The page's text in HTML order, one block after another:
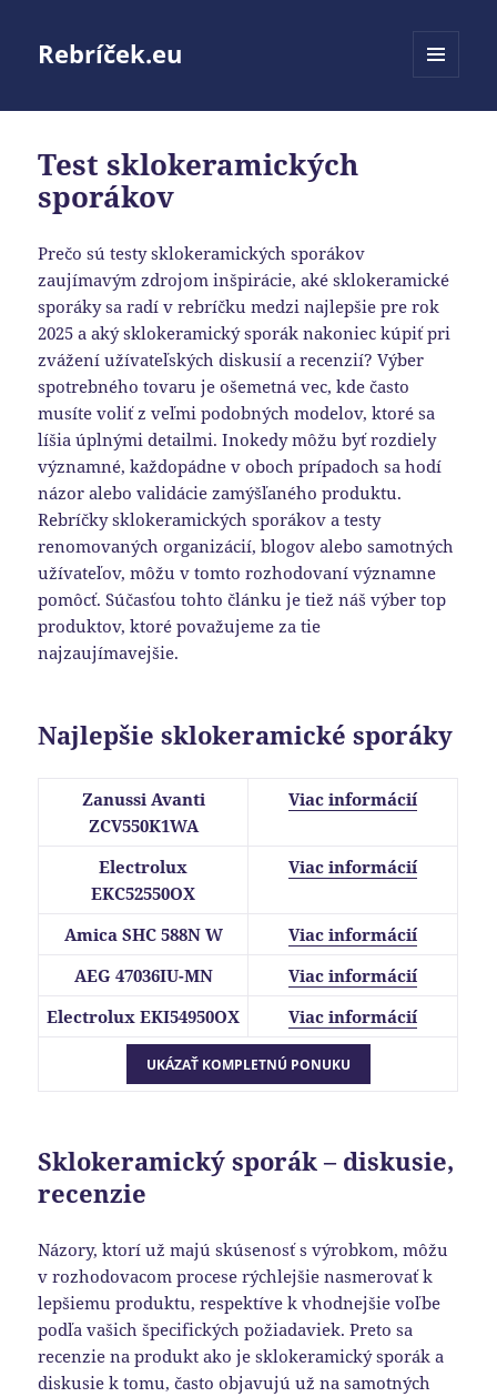
Rebríček.eu
Test sklokeramických
sporákov
Prečo sú testy sklokeramických sporákov
zaujímavým zdrojom inšpirácie, aké sklokeramické
sporáky sa radí v rebríčku medzi najlepšie pre rok
2025 a aký sklokeramický sporák nakoniec kúpiť pri
zvážení užívateľských diskusií a recenzií? Výber
spotrebného tovaru je ošemetná vec, kde často
musíte voliť z veľmi podobných modelov, ktoré sa
líšia úplnými detailmi. Inokedy môžu byť rozdiely
významné, každopádne v oboch prípadoch sa hodí
názor alebo validácie zamýšľaného produktu.
Rebríčky sklokeramických sporákov a testy
renomovaných organizácií, blogov alebo samotných
užívateľov, môžu v tomto rozhodovaní významne
pomôcť. Súčasťou tohto článku je tiež náš výber top
produktov, ktoré považujeme za tie
najzaujímavejšie.
Najlepšie sklokeramické sporáky
Zanussi Avanti
ZCV550K1WA
Viac informácií
Electrolux
EKC52550OX
Viac informácií
Amica SHC 588N W
Viac informácií
AEG 47036IU-MN
Viac informácií
Electrolux EKI54950OX
Viac informácií
Sklokeramický sporák – diskusie,
recenzie
Názory, ktorí už majú skúsenosť s výrobkom, môžu
v rozhodovacom procese rýchlejšie nasmerovať k
lepšiemu produktu, respektíve k vhodnejšie voľbe
podľa vašich špecifických požiadaviek. Preto sa
recenzie na produkt ako je sklokeramický sporák a
diskusie k tomu, často objavujú už na samotných